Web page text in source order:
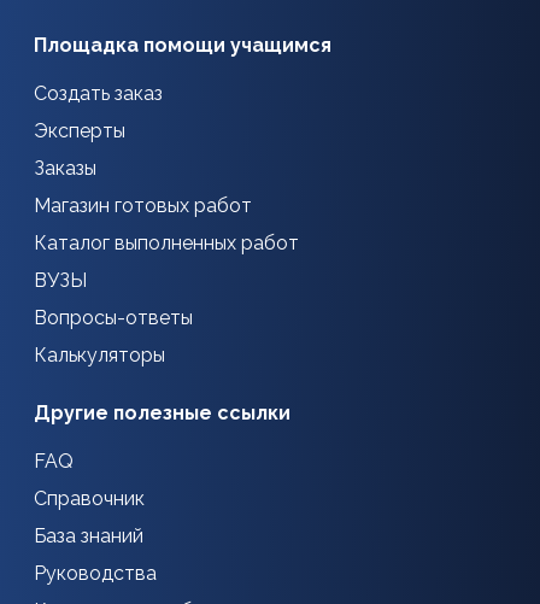
Площадка помощи учащимся
Создать заказ
Эксперты
Заказы
Магазин готовых работ
Каталог выполненных работ
ВУЗЫ
Вопросы-ответы
Калькуляторы
Другие полезные ссылки
FAQ
Справочник
База знаний
Руководства